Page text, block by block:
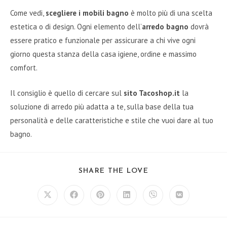
Come vedi, scegliere i mobili bagno è molto più di una scelta
estetica o di design. Ogni elemento dell’arredo bagno dovrà
essere pratico e funzionale per assicurare a chi vive ogni
giorno questa stanza della casa igiene, ordine e massimo
comfort.
Il consiglio è quello di cercare sul sito Tacoshop.it la
soluzione di arredo più adatta a te, sulla base della tua
personalità e delle caratteristiche e stile che vuoi dare al tuo
bagno.
SHARE THE LOVE
Opens Opens Opens Opens Opens Opens